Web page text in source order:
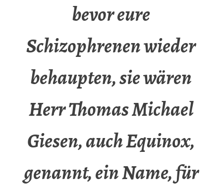
bevor eure
Schizophrenen wieder
behaupten, sie wären
Herr Thomas Michael
Giesen, auch Equinox,
genannt, ein Name, für